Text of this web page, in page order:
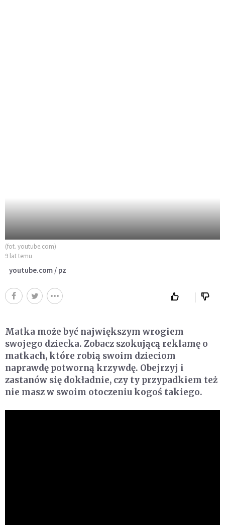
(fot. youtube.com)
9 lat temu
youtube.com / pz
Matka może być największym wrogiem
swojego dziecka. Zobacz szokującą reklamę o
matkach, które robią swoim dzieciom
naprawdę potworną krzywdę. Obejrzyj i
zastanów się dokładnie, czy ty przypadkiem też
nie masz w swoim otoczeniu kogoś takiego.